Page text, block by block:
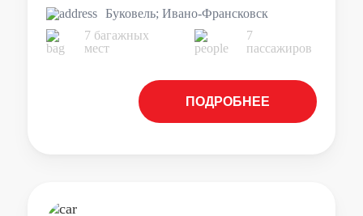
Буковель; Ивано-Франсковск
7 багажных
мест
7
пассажиров
ПОДРОБНЕЕ